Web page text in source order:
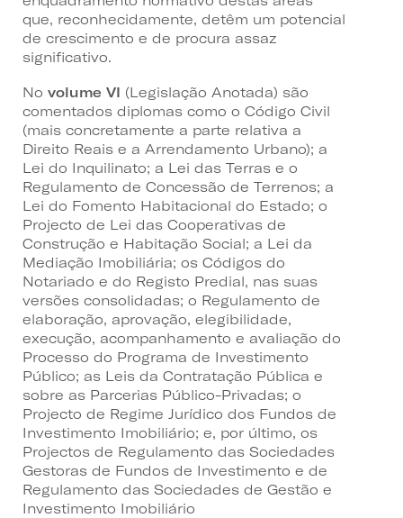
que, reconhecidamente, detêm um potencial
de crescimento e de procura assaz
significativo.
No volume VI (Legislação Anotada) são
comentados diplomas como o Código Civil
(mais concretamente a parte relativa a
Direito Reais e a Arrendamento Urbano); a
Lei do Inquilinato; a Lei das Terras e o
Regulamento de Concessão de Terrenos; a
Lei do Fomento Habitacional do Estado; o
Projecto de Lei das Cooperativas de
Construção e Habitação Social; a Lei da
Mediação Imobiliária; os Códigos do
Notariado e do Registo Predial, nas suas
versões consolidadas; o Regulamento de
elaboração, aprovação, elegibilidade,
execução, acompanhamento e avaliação do
Processo do Programa de Investimento
Público; as Leis da Contratação Pública e
sobre as Parcerias Público-Privadas; o
Projecto de Regime Jurídico dos Fundos de
Investimento Imobiliário; e, por último, os
Projectos de Regulamento das Sociedades
Gestoras de Fundos de Investimento e de
Regulamento das Sociedades de Gestão e
Investimento Imobiliário